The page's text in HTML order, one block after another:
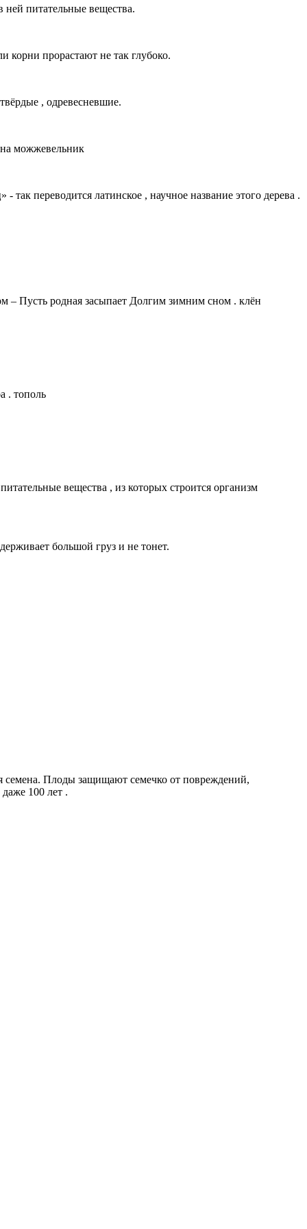
питательные вещества.
корни прорастают не так глубоко.
, одревесневшие.
можжевельник
так переводится латинское , научное название этого дерева .
– Пусть родная засыпает Долгим зимним сном . клён
. тополь
вещества , из которых строится организм
большой груз и не тонет.
семена. Плоды защищают семечко от повреждений,
100 лет .